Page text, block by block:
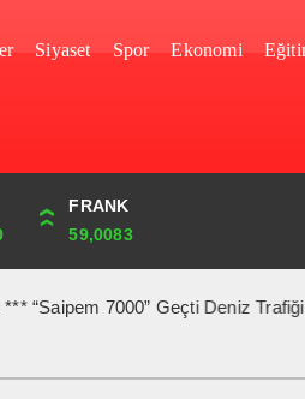
Siyaset Spor Ekonomi
FRANK
59,0083
7000” Geçti Deniz Trafiği